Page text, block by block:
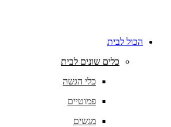
הכול לבית
כלים שונים לבית
כלי הגשה
פמוטיים
מגשים